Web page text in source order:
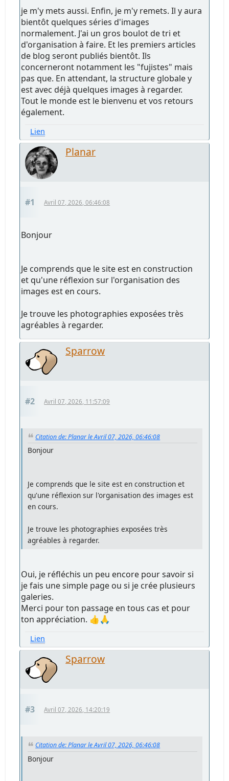
je m'y mets aussi. Enfin, je m'y remets. Il y aura
bientôt quelques séries d'images
normalement. J'ai un gros boulot de tri et
d'organisation à faire. Et les premiers articles
de blog seront publiés bientôt. Ils
concerneront notamment les "fujistes" mais
pas que. En attendant, la structure globale y
est avec déjà quelques images à regarder.
Tout le monde est le bienvenu et vos retours
également.
Lien
Planar
#1 Avril 07, 2026, 06:46:08
Bonjour
Je comprends que le site est en construction
et qu'une réflexion sur l'organisation des
images est en cours.
Je trouve les photographies exposées très
agréables à regarder.
Sparrow
#2 Avril 07, 2026, 11:57:09
Citation de: Planar le Avril 07, 2026, 06:46:08
Bonjour
Je comprends que le site est en construction et
qu'une réflexion sur l'organisation des images est
en cours.
Je trouve les photographies exposées très
agréables à regarder.
Oui, je réfléchis un peu encore pour savoir si
je fais une simple page ou si je crée plusieurs
galeries.
Merci pour ton passage en tous cas et pour
ton appréciation. 👍🙏
Lien
Sparrow
#3 Avril 07, 2026, 14:20:19
Citation de: Planar le Avril 07, 2026, 06:46:08
Bonjour